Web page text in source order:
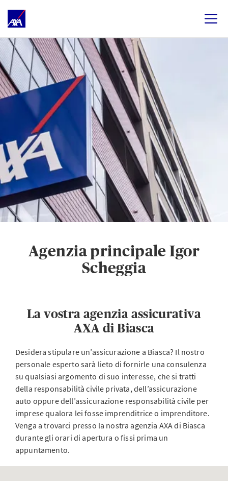
Agenzia principale Igor
Scheggia
La vostra agenzia assicurativa
AXA di Biasca
Desidera stipulare un’assicurazione a Biasca? Il nostro
personale esperto sarà lieto di fornirle una consulenza
su qualsiasi argomento di suo interesse, che si tratti
della responsabilità civile privata, dell’assicurazione
auto oppure dell’assicurazione responsabilità civile per
imprese qualora lei fosse imprenditrice o imprenditore.
Venga a trovarci presso la nostra agenzia AXA di Biasca
durante gli orari di apertura o fissi prima un
appuntamento.